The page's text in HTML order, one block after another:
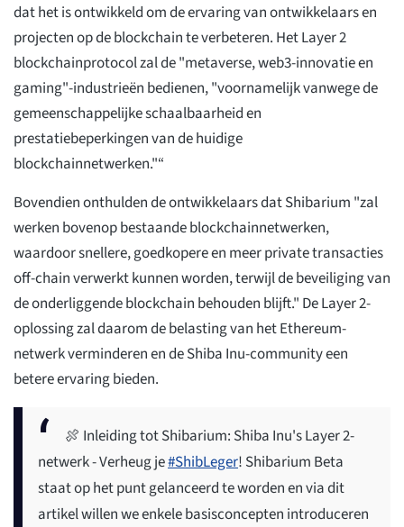
dat het is ontwikkeld om de ervaring van ontwikkelaars en
projecten op de blockchain te verbeteren. Het Layer 2
blockchainprotocol zal de "metaverse, web3-innovatie en
gaming"-industrieën bedienen, "voornamelijk vanwege de
gemeenschappelijke schaalbaarheid en
prestatiebeperkingen van de huidige
blockchainnetwerken."“
Bovendien onthulden de ontwikkelaars dat Shibarium "zal
werken bovenop bestaande blockchainnetwerken,
waardoor snellere, goedkopere en meer private transacties
off-chain verwerkt kunnen worden, terwijl de beveiliging van
de onderliggende blockchain behouden blijft." De Layer 2-
oplossing zal daarom de belasting van het Ethereum-
netwerk verminderen en de Shiba Inu-community een
betere ervaring bieden.
🍖 Inleiding tot Shibarium: Shiba Inu's Layer 2-
netwerk - Verheug je#ShibLeger! Shibarium Beta
staat op het punt gelanceerd te worden en via dit
artikel willen we enkele basisconcepten introduceren